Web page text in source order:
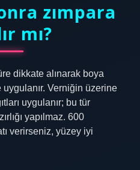
zımpara
mı?
dikkate alınarak boya
Verniğin üzerine
uygulanır; bu tür
yapılmaz. 600
verirseniz, yüzey iyi